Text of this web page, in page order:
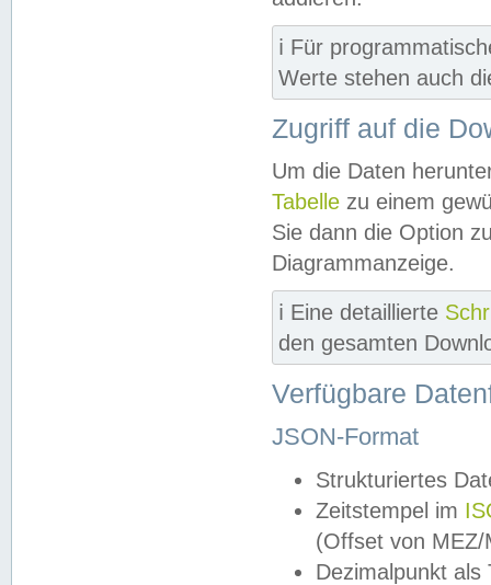
ℹ️ Für
Werte stehen auch
Zugriff auf die
Um die Daten
Tabelle zu einem
Sie dann die Option
Diagrammanzeige.
ℹ️ Eine detaillierte
den gesamten
Verfügbare
JSON-Format
Strukturiertes
Zeitstempel im
(Offset von MEZ/
Dezimalpunkt als